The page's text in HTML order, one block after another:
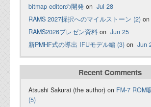
bitmap editorの開発 on Jul 28
RAMS 2027採択へのマイルストーン (2) on
RAMS2026プレゼン資料 on Jun 25
新PMHF式の導出 IFUモデル編 (3) on Jun
Recent Comments
Atsushi Sakurai (the author) on FM-7 ROM
(5)